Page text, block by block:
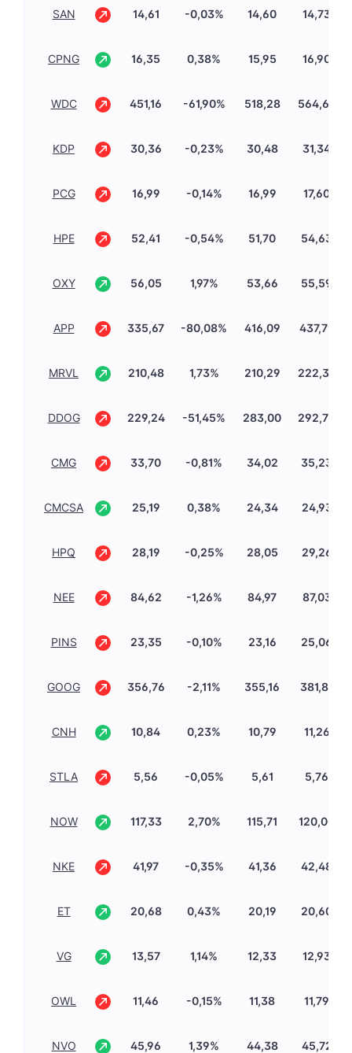
SAN 14,61 -0,03% 14,60 14,73
CPNG 16,35 0,38% 15,95 16,90
WDC 451,16 -61,90% 518,28 564,66
KDP 30,36 -0,23% 30,48 31,34
PCG 16,99 -0,14% 16,99 17,60
HPE 52,41 -0,54% 51,70 54,63
OXY 56,05 1,97% 53,66 55,59
APP 335,67 -80,08% 416,09 437,79
MRVL 210,48 1,73% 210,29 222,38
DDOG 229,24 -51,45% 283,00 292,72
CMG 33,70 -0,81% 34,02 35,23
CMCSA 25,19 0,38% 24,34 24,93
HPQ 28,19 -0,25% 28,05 29,26
NEE 84,62 -1,26% 84,97 87,03
PINS 23,35 -0,10% 23,16 25,06
GOOG 356,76 -2,11% 355,16 381,81
CNH 10,84 0,23% 10,79 11,26
STLA 5,56 -0,05% 5,61 5,76
NOW 117,33 2,70% 115,71 120,00
NKE 41,97 -0,35% 41,36 42,48
ET 20,68 0,43% 20,19 20,60
VG 13,57 1,14% 12,33 12,93
OWL 11,46 -0,15% 11,38 11,79
NVO 45,96 1,39% 44,38 45,72